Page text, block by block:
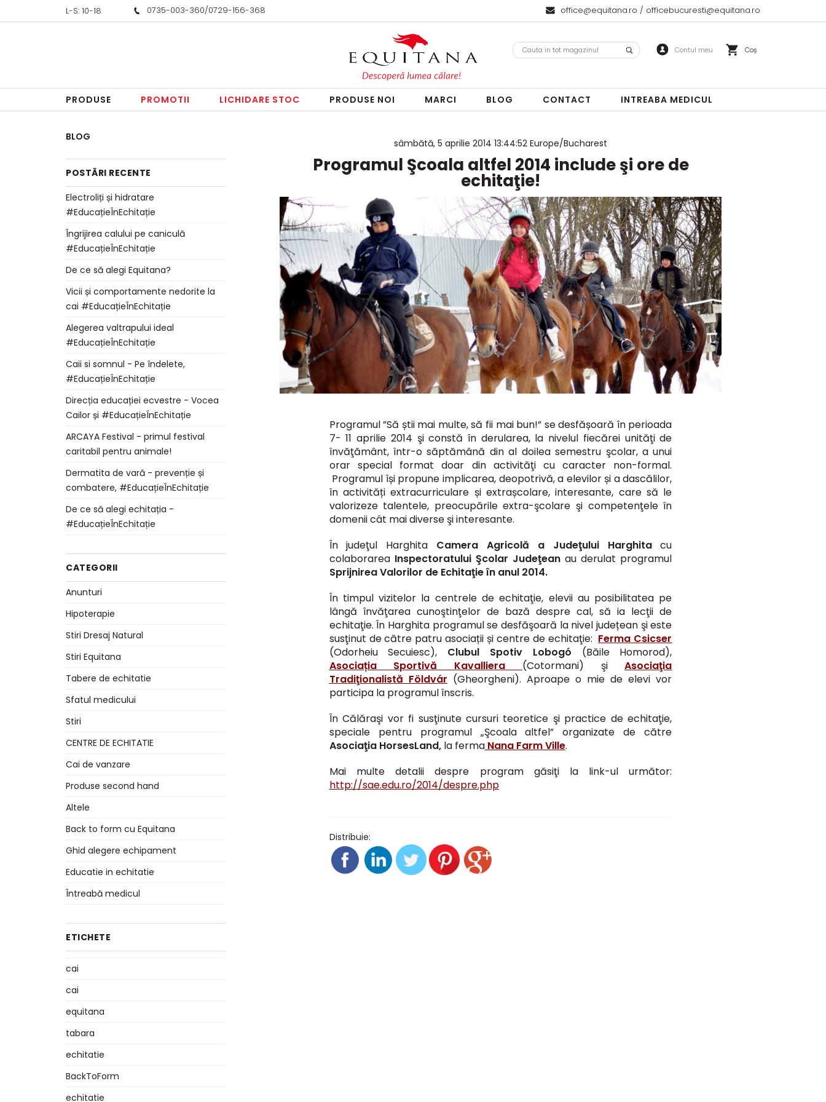
L-S: 10-18 0735-003-360/0729-156-368 office@equitana.ro / officebucuresti@equitana.ro
Coș
PRODUSE PROMOTII LICHIDARE STOC PRODUSE NOI MARCI BLOG CONTACT INTREABA MEDICUL
BLOG
POSTĂRI RECENTE
Electroliți și hidratare
#EducațieÎnEchitație
Îngrijirea calului pe caniculă
#EducațieÎnEchitație
De ce să alegi Equitana?
Vicii și comportamente nedorite la
cai #EducațieÎnEchitație
Alegerea valtrapului ideal
#EducațieÎnEchitație
Caii si somnul - Pe îndelete,
#EducațieÎnEchitație
Direcția educației ecvestre - Vocea
Cailor și #EducațieÎnEchitație
ARCAYA Festival - primul festival
caritabil pentru animale!
Dermatita de vară - prevenție și
combatere, #EducațieÎnEchitație
De ce să alegi echitația -
#EducațieÎnEchitație
CATEGORII
Anunturi
Hipoterapie
Stiri Dresaj Natural
Stiri Equitana
Tabere de echitatie
Sfatul medicului
Stiri
CENTRE DE ECHITATIE
Cai de vanzare
Produse second hand
Altele
Back to form cu Equitana
Ghid alegere echipament
Educatie in echitatie
Întreabă medicul
ETICHETE
cai
cai
equitana
tabara
echitatie
BackToForm
echitatie
Programul Şcoala altfel 2014 include şi ore de
echitaţie!
sâmbătă, 5 aprilie 2014 13:44:52 Europe/Bucharest
Programul ”Să știi mai multe, să fii mai bun!” se desfășoară în perioada
7- 11 aprilie 2014 şi constă în derularea, la nivelul fiecărei unităţi de
învăţământ, într-o săptămână din al doilea semestru şcolar, a unui
orar special format doar din activităţi cu caracter non-formal.
Programul își propune implicarea, deopotrivă, a elevilor și a dascălilor,
în activități extracurriculare și extrașcolare, interesante, care să le
valorizeze talentele, preocupările extra-şcolare şi competenţele în
domenii cât mai diverse şi interesante.
În judeţul Harghita Camera Agricolă a Judeţului Harghitacu
colaborareaInspectoratului Şcolar Judeţean au derulat programul
Sprijnirea Valorilor de Echitaţie în anul 2014.
În timpul vizitelor la centrele de echitaţie, elevii au posibilitatea pe
lângă învăţarea cunoştinţelor de bază despre cal, să ia lecţii de
echitaţie. În Harghita programul se desfăşoară la nivel județean şi este
susţinut de către patru asociații și centre de echitaţie: Ferma Csicser
(Odorheiu Secuiesc), Clubul Spotiv Lobogó (Băile Homorod),
Asociația Sportivă Kavalliera
(Cotormani) şiAsociaţia
Tradiţionalistă Földvár (Gheorgheni). Aproape o mie de elevi vor
participa la programul înscris.
În Călăraşi vor fi susţinute cursuri teoretice şi practice de echitaţie,
speciale pentru programul „Şcoala altfel” organizate de către
Asociaţia HorsesLand,la fermaNana Farm Ville.
Mai multe detalii despre program găsiţi la link-ul următor:
http://sae.edu.ro/2014/despre.php
Distribuie: